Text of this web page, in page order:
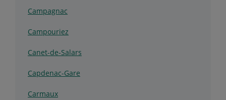
Campagnac
Campouriez
Canet-de-Salars
Capdenac-Gare
Carmaux